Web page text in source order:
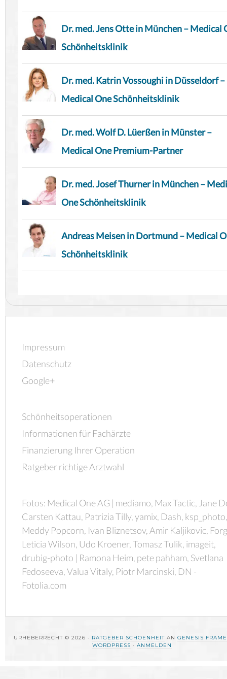
Dr. med. Jens Otte in München – Medical
Schönheitsklinik
Dr. med. Katrin Vossoughi in Düsseldorf –
Medical One Schönheitsklinik
Dr. med. Wolf D. Lüerßen in Münster –
Medical One Premium-Partner
Dr. med. Josef Thurner in München –
One Schönheitsklinik
Andreas Meisen in Dortmund – Medical
Schönheitsklinik
Impressum
Datenschutz
Google+
Schönheitsoperationen
Informationen für Fachärzte
Finanzierung Ihrer Operation
Ratgeber richtige Arztwahl
Fotos: Medical One AG | mediamo, Max Tactic, Jane
Carsten Kattau, Patrizia Tilly, yamix, Dash, ksp_photo,
Meddy Popcorn, Ivan Bliznetsov, Amir Kaljikovic,
Leticia Wilson, Udo Kroener, Tomasz Tulik, imageit,
drubig-photo | Ramona Heim, pete pahham, Svetlana
Fedoseeva, Valua Vitaly, Piotr Marcinski, DN -
Fotolia.com
URHEBERRECHT © 2026 · RATGEBER SCHOENHEIT AN GENESIS
WORDPRESS · ANMELDEN